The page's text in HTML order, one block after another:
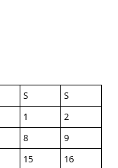
S
S
1
2
8
9
15
16